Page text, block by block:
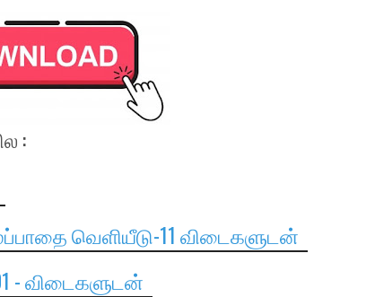
:
வெளியீடு-11 விடைகளுடன்
- விடைகளுடன்